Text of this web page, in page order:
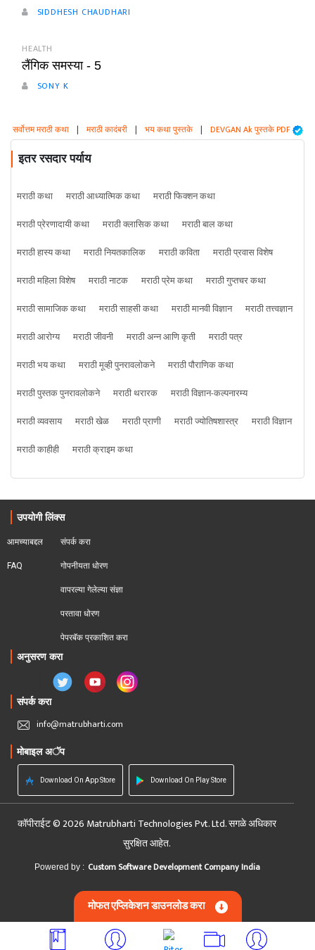
SIDDHESH CHAUDHARI
HEALTH
लैंगिक समस्या - 5
SONY K
सर्वोत्तम मराठी कथा | मराठी कादंबरी | भय कथा पुस्तके | DEVGAN Ak पुस्तके PDF
इतर रसदार पर्याय
मराठी कथा मराठी आध्यात्मिक कथा
मराठी फिक्शन कथा
मराठी प्रेरणादायी कथा
मराठी क्लासिक कथा
मराठी बाल कथा
मराठी हास्य कथा
मराठी नियतकालिक मराठी कविता
मराठी प्रवास विशेष
मराठी महिला विशेष
मराठी नाटक मराठी प्रेम कथा
मराठी गुप्तचर कथा
मराठी सामाजिक कथा
मराठी साहसी कथा मराठी मानवी विज्ञान
मराठी तत्त्वज्ञान
मराठी आरोग्य
मराठी जीवनी मराठी अन्न आणि कृती
मराठी पत्र
मराठी भय कथा
मराठी मूव्ही पुनरावलोकने
मराठी पौराणिक कथा
मराठी पुस्तक पुनरावलोकने
मराठी थरारक
मराठी विज्ञान-कल्पनारम्य
मराठी व्यवसाय
मराठी खेळ मराठी प्राणी मराठी ज्योतिषशास्त्र
मराठी विज्ञान
मराठी काहीही
मराठी क्राइम कथा
उपयोगी लिंक्स
आमच्याबद्दल
FAQ
संपर्क करा
गोपनीयता धोरण
वापरल्या गेलेल्या संज्ञा
परतावा धोरण
पेपरबॅक प्रकाशित करा
अनुसरण करा
संपर्क करा
info@matrubharti.com
मोबाइल अॅप
Download On App Store Download On Play Store
कॉपीराईट © 2026 Matrubharti Technologies Pvt. Ltd. सगळे अधिकार
सुरक्षित आहेत.
Powered by : Custom Software Development Company India
मोफत एप्लिकेशन डाउनलोड करा